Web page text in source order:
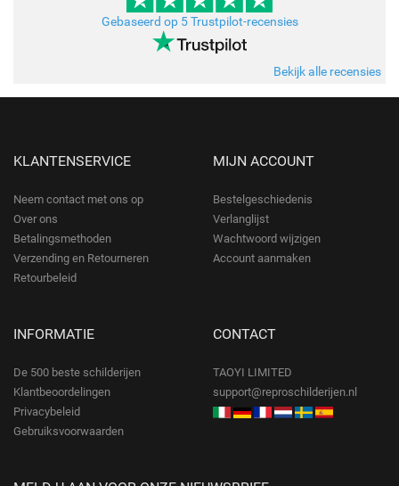
Gebaseerd op 5 Trustpilot-recensies
Bekijk alle recensies
KLANTENSERVICE
Neem contact met ons op
Over ons
Betalingsmethoden
Verzending en Retourneren
Retourbeleid
MIJN ACCOUNT
Bestelgeschiedenis
Verlanglijst
Wachtwoord wijzigen
Account aanmaken
INFORMATIE
De 500 beste schilderijen
Klantbeoordelingen
Privacybeleid
Gebruiksvoorwaarden
CONTACT
TAOYI LIMITED
support@reproschilderijen.nl